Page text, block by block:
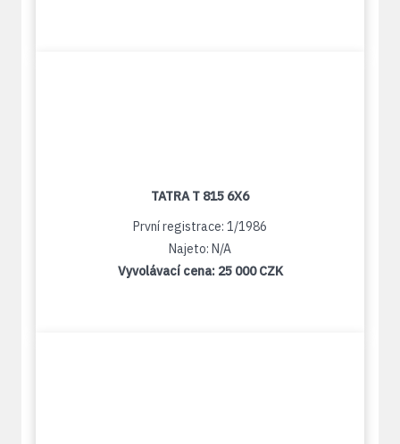
TATRA T 815 6X6
První registrace: 1/1986
Najeto: N/A
Vyvolávací cena: 25 000 CZK